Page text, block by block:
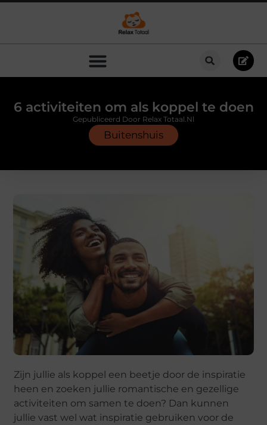
6 activiteiten om als koppel te doen
Buitenshuis
Gepubliceerd Door Relax Totaal.nl
Zijn jullie als koppel een beetje door de inspiratie
heen en zoeken jullie romantische en gezellige
activiteiten om samen te doen? Dan kunnen
jullie vast wel wat inspiratie gebruiken voor de